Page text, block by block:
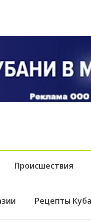
Происшествия
Рецепты